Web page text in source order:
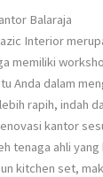
Balaraja
Interior
memiliki
Anda dalam
rapih, indah
kantor
tenaga ahli
kitchen set,